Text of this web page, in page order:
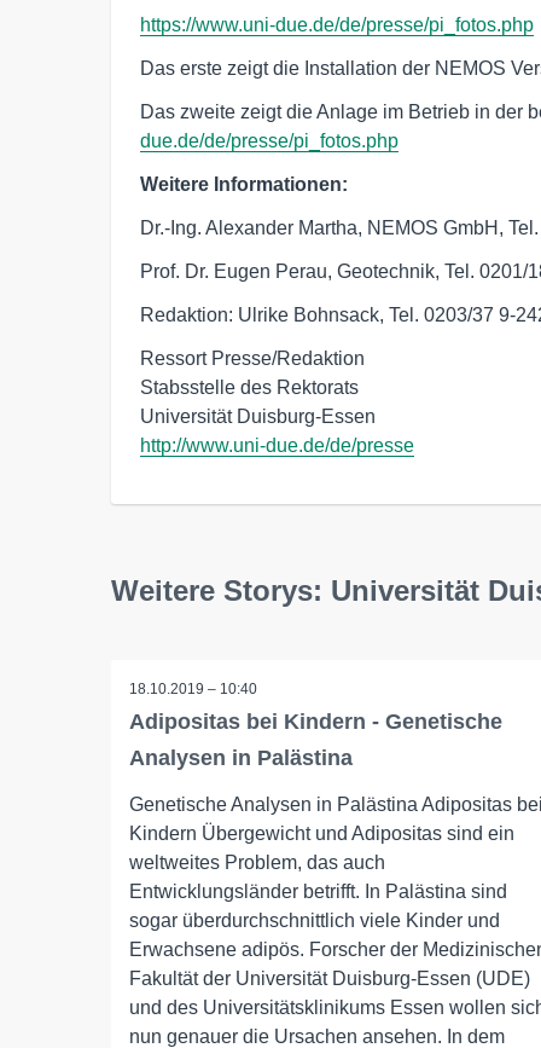
https://www.uni-due.de/de/presse/pi_fotos.php
Das erste zeigt die Installation der NEMOS
Das zweite zeigt die Anlage im Betrieb in der
due.de/de/presse/pi_fotos.php
Weitere Informationen:
Dr.-Ing. Alexander Martha, NEMOS GmbH,
Prof. Dr. Eugen Perau, Geotechnik, Tel. 0201/
Redaktion: Ulrike Bohnsack, Tel. 0203/37 9-
Ressort Presse/Redaktion
Stabsstelle des Rektorats
http://www.uni-due.de/de/presse
Weitere Storys: Universität
18.10.2019 – 10:40
Adipositas bei Kindern - Genetische
Analysen in Palästina
Genetische Analysen in Palästina Adipositas
Kindern Übergewicht und Adipositas sind ein
weltweites Problem, das auch
Entwicklungsländer betrifft. In Palästina sind
sogar überdurchschnittlich viele Kinder und
Erwachsene adipös. Forscher der
Fakultät der Universität Duisburg-Essen (UDE)
und des Universitätsklinikums Essen wollen
nun genauer die Ursachen ansehen. In dem